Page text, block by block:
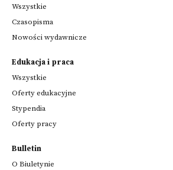
Wszystkie
Czasopisma
Nowości wydawnicze
Edukacja i praca
Wszystkie
Oferty edukacyjne
Stypendia
Oferty pracy
Bulletin
O Biuletynie